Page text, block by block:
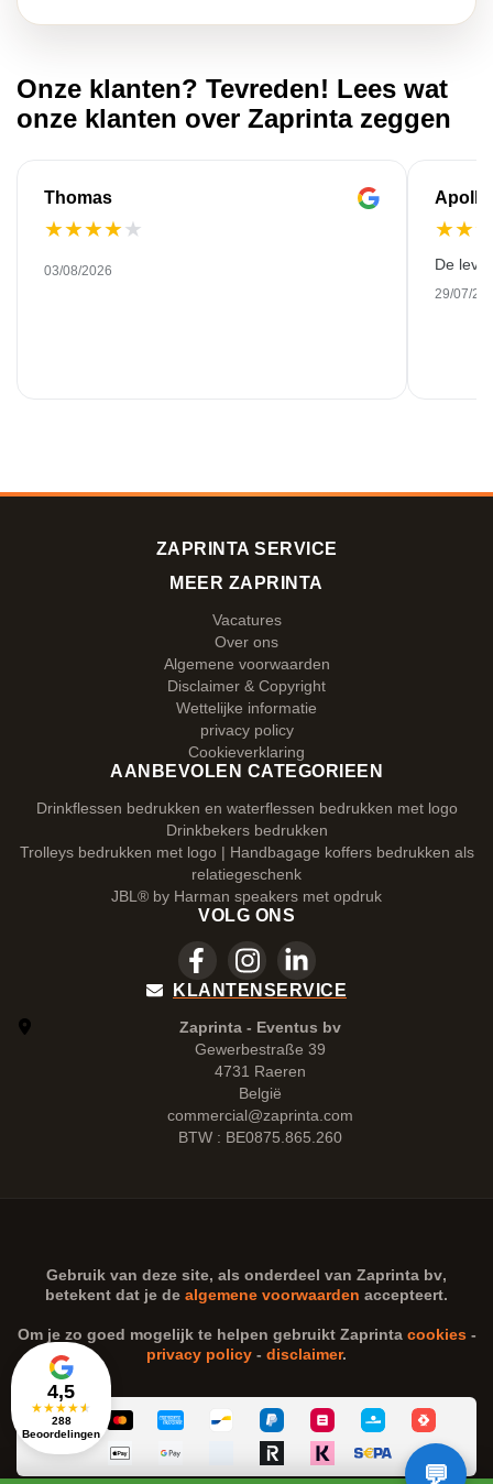
Onze klanten? Tevreden! Lees wat
onze klanten over Zaprinta zeggen
Thomas
★★★★★
03/08/2026
★★
De
29/07/
4,5
★★★★★
288
Beoordelingen
ZAPRINTA SERVICE
MEER ZAPRINTA
Vacatures
Over ons
Algemene voorwaarden
Disclaimer & Copyright
Wettelijke informatie
privacy policy
Cookieverklaring
AANBEVOLEN CATEGORIEEN
Drinkflessen bedrukken en waterflessen bedrukken met logo
Drinkbekers bedrukken
Trolleys bedrukken met logo | Handbagage koffers bedrukken als
relatiegeschenk
JBL® by Harman speakers met opdruk
VOLG ONS
KLANTENSERVICE
Zaprinta - Eventus bv
Gewerbestraße 39
4731 Raeren
België
commercial@zaprinta.com
BTW : BE0875.865.260
Gebruik van deze site, als onderdeel van Zaprinta bv,
betekent dat je de algemene voorwaarden accepteert.
Om je zo goed mogelijk te helpen gebruikt Zaprinta cookies-
privacy policy - disclaimer.